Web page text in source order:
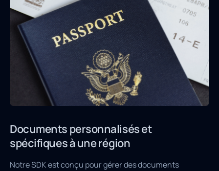
Documents personnalisés et
spécifiques à une région
Notre SDK est conçu pour gérer des documents